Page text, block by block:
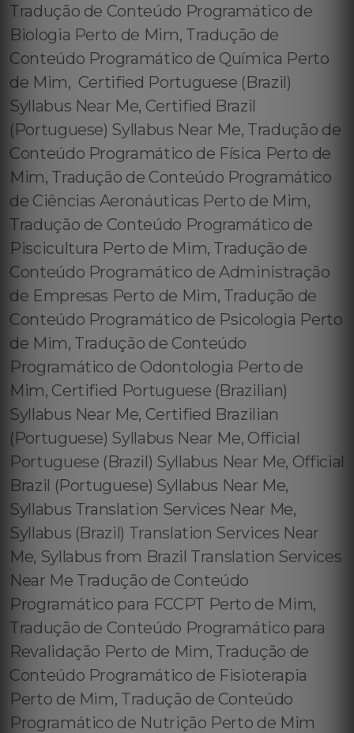
Tradução de Conteúdo Programático de
Biologia Perto de Mim, Tradução de
Conteúdo Programático de Química Perto
de Mim, Certified Portuguese (Brazil)
Syllabus Near Me, Certified Brazil
(Portuguese) Syllabus Near Me, Tradução de
Conteúdo Programático de Física Perto de
Mim, Tradução de Conteúdo Programático
de Ciências Aeronáuticas Perto de Mim,
Tradução de Conteúdo Programático de
Piscicultura Perto de Mim, Tradução de
Conteúdo Programático de Administração
de Empresas Perto de Mim, Tradução de
Conteúdo Programático de Psicologia Perto
de Mim, Tradução de Conteúdo
Programático de Odontologia Perto de
Mim, Certified Portuguese (Brazilian)
Syllabus Near Me, Certified Brazilian
(Portuguese) Syllabus Near Me, Official
Portuguese (Brazil) Syllabus Near Me, Official
Brazil (Portuguese) Syllabus Near Me,
Syllabus Translation Services Near Me,
Syllabus (Brazil) Translation Services Near
Me, Syllabus from Brazil Translation Services
Near Me Tradução de Conteúdo
Programático para FCCPT Perto de Mim,
Tradução de Conteúdo Programático para
Revalidação Perto de Mim, Tradução de
Conteúdo Programático de Fisioterapia
Perto de Mim, Tradução de Conteúdo
Programático de Nutrição Perto de Mim